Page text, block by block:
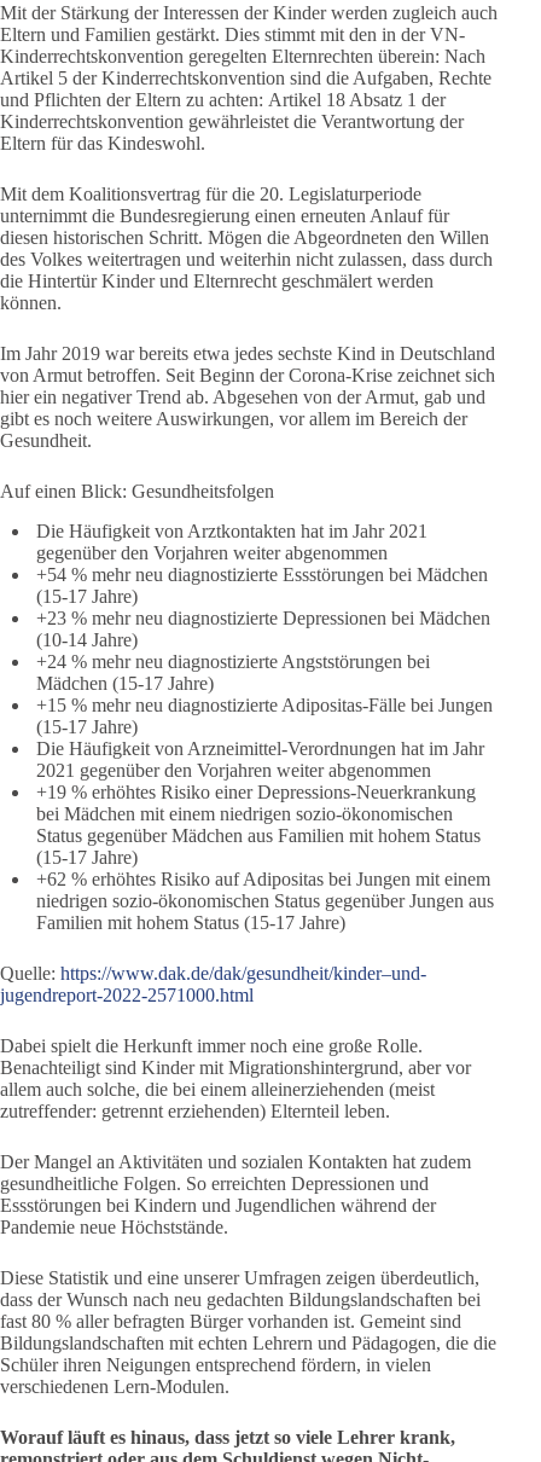
Mit der Stärkung der Interessen der Kinder werden zugleich auch
Eltern und Familien gestärkt. Dies stimmt mit den in der VN-
Kinderrechtskonvention geregelten Elternrechten überein: Nach
Artikel 5 der Kinderrechtskonvention sind die Aufgaben, Rechte
und Pflichten der Eltern zu achten: Artikel 18 Absatz 1 der
Kinderrechtskonvention gewährleistet die Verantwortung der
Eltern für das Kindeswohl.
Mit dem Koalitionsvertrag für die 20. Legislaturperiode
unternimmt die Bundesregierung einen erneuten Anlauf für
diesen historischen Schritt. Mögen die Abgeordneten den Willen
des Volkes weitertragen und weiterhin nicht zulassen, dass durch
die Hintertür Kinder und Elternrecht geschmälert werden
können.
Im Jahr 2019 war bereits etwa jedes sechste Kind in Deutschland
von Armut betroffen. Seit Beginn der Corona-Krise zeichnet sich
hier ein negativer Trend ab. Abgesehen von der Armut, gab und
gibt es noch weitere Auswirkungen, vor allem im Bereich der
Gesundheit.
Auf einen Blick: Gesundheitsfolgen
Die Häufigkeit von Arztkontakten hat im Jahr 2021
gegenüber den Vorjahren weiter abgenommen
+54 % mehr neu diagnostizierte Essstörungen bei Mädchen
(15-17 Jahre)
+23 % mehr neu diagnostizierte Depressionen bei Mädchen
(10-14 Jahre)
+24 % mehr neu diagnostizierte Angststörungen bei
Mädchen (15-17 Jahre)
+15 % mehr neu diagnostizierte Adipositas-Fälle bei Jungen
(15-17 Jahre)
Die Häufigkeit von Arzneimittel-Verordnungen hat im Jahr
2021 gegenüber den Vorjahren weiter abgenommen
+19 % erhöhtes Risiko einer Depressions-Neuerkrankung
bei Mädchen mit einem niedrigen sozio-ökonomischen
Status gegenüber Mädchen aus Familien mit hohem Status
(15-17 Jahre)
+62 % erhöhtes Risiko auf Adipositas bei Jungen mit einem
niedrigen sozio-ökonomischen Status gegenüber Jungen aus
Familien mit hohem Status (15-17 Jahre)
Quelle: https://www.dak.de/dak/gesundheit/kinder–und-
jugendreport-2022-2571000.html
Dabei spielt die Herkunft immer noch eine große Rolle.
Benachteiligt sind Kinder mit Migrationshintergrund, aber vor
allem auch solche, die bei einem alleinerziehenden (meist
zutreffender: getrennt erziehenden) Elternteil leben.
Der Mangel an Aktivitäten und sozialen Kontakten hat zudem
gesundheitliche Folgen. So erreichten Depressionen und
Essstörungen bei Kindern und Jugendlichen während der
Pandemie neue Höchststände.
Diese Statistik und eine unserer Umfragen zeigen überdeutlich,
dass der Wunsch nach neu gedachten Bildungslandschaften bei
fast 80 % aller befragten Bürger vorhanden ist. Gemeint sind
Bildungslandschaften mit echten Lehrern und Pädagogen, die die
Schüler ihren Neigungen entsprechend fördern, in vielen
verschiedenen Lern-Modulen.
Worauf läuft es hinaus, dass jetzt so viele Lehrer krank,